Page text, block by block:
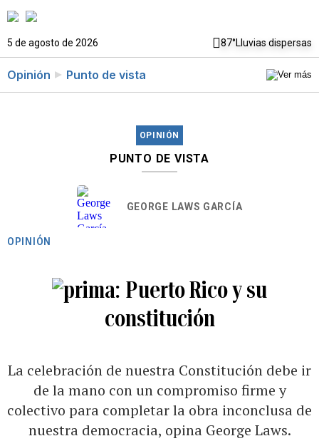
5 de agosto de 2026 87°Lluvias dispersas
Opinión Punto de vista
OPINIÓN
PUNTO DE VISTA
GEORGE LAWS GARCÍA
OPINIÓN
Puerto Rico y su
constitución
La celebración de nuestra Constitución debe ir
de la mano con un compromiso firme y
colectivo para completar la obra inconclusa de
nuestra democracia, opina George Laws.